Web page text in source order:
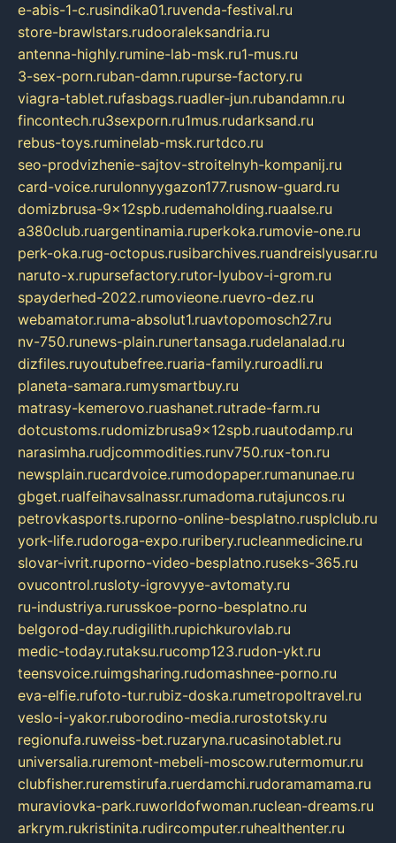
e-abis-1-c.rusindika01.ruvenda-festival.ru
store-brawlstars.rudooraleksandria.ru
antenna-highly.rumine-lab-msk.ru1-mus.ru
3-sex-porn.ruban-damn.rupurse-factory.ru
viagra-tablet.rufasbags.ruadler-jun.rubandamn.ru
fincontech.ru3sexporn.ru1mus.rudarksand.ru
rebus-toys.ruminelab-msk.rurtdco.ru
seo-prodvizhenie-sajtov-stroitelnyh-kompanij.ru
card-voice.rurulonnyygazon177.rusnow-guard.ru
domizbrusa-9x12spb.rudemaholding.ruaalse.ru
a380club.ruargentinamia.ruperkoka.rumovie-one.ru
perk-oka.rug-octopus.rusibarchives.ruandreislyusar.ru
naruto-x.rupursefactory.rutor-lyubov-i-grom.ru
spayderhed-2022.rumovieone.ruevro-dez.ru
webamator.ruma-absolut1.ruavtopomosch27.ru
nv-750.runews-plain.runertansaga.rudelanalad.ru
dizfiles.ruyoutubefree.ruaria-family.ruroadli.ru
planeta-samara.rumysmartbuy.ru
matrasy-kemerovo.ruashanet.rutrade-farm.ru
dotcustoms.rudomizbrusa9x12spb.ruautodamp.ru
narasimha.rudjcommodities.runv750.rux-ton.ru
newsplain.rucardvoice.rumodopaper.rumanunae.ru
gbget.rualfeihavsalnassr.rumadoma.rutajuncos.ru
petrovkasports.ruporno-online-besplatno.rusplclub.ru
york-life.rudoroga-expo.ruribery.rucleanmedicine.ru
slovar-ivrit.ruporno-video-besplatno.ruseks-365.ru
ovucontrol.rusloty-igrovyye-avtomaty.ru
ru-industriya.rurusskoe-porno-besplatno.ru
belgorod-day.rudigilith.rupichkurovlab.ru
medic-today.rutaksu.rucomp123.rudon-ykt.ru
teensvoice.ruimgsharing.rudomashnee-porno.ru
eva-elfie.rufoto-tur.rubiz-doska.rumetropoltravel.ru
veslo-i-yakor.ruborodino-media.rurostotsky.ru
regionufa.ruweiss-bet.ruzaryna.rucasinotablet.ru
universalia.ruremont-mebeli-moscow.rutermomur.ru
clubfisher.ruremstirufa.ruerdamchi.rudoramamama.ru
muraviovka-park.ruworldofwoman.ruclean-dreams.ru
arkrym.rukristinita.rudircomputer.ruhealthenter.ru